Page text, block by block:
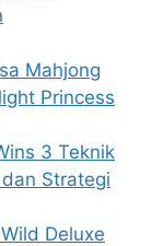
Mahjong
Princess
3 Teknik
Strategi
Deluxe